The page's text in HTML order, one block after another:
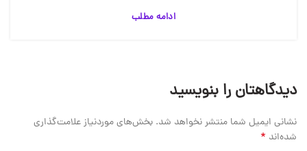
ادامه مطلب
دیدگاهتان را بنویسید
نشانی ایمیل شما منتشر نخواهد شد. بخش‌های موردنیاز علامت‌گذاری
شده‌اند *